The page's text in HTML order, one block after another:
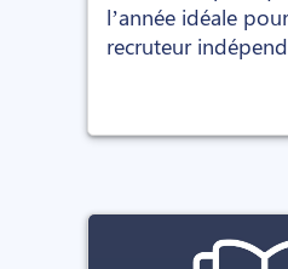
l’année idéale
recruteur
nouvelles
marché.